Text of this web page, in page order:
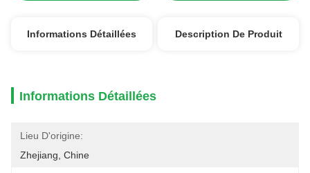
Informations Détaillées Description De Produit
Informations Détaillées
Lieu D'origine:
Zhejiang, Chine